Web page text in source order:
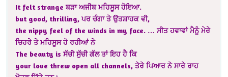
It felt strange ਬੜਾ ਅਜੀਬ ਮਹਿਸੂਸ ਹੋਇਆ.
but good, thrilling, ਪਰ ਚੰਗਾ ਤੇ ਉਤਸ਼ਾਹਕ ਵੀ,
the nippy feel of the winds in my face. … ਸੀਤ ਹਵਾਵਾਂ ਮੈਨੂੰ ਮੇਰੇ
ਚਿਹਰੇ ਤੇ ਮਹਿਸੂਸ ਹੋ ਰਹੀਆਂ ਨੇ
The beauty is ਸੱਚੀ ਸੁੱਚੀ ਗੱਲ ਤਾਂ ਇਹ ਹੈ ਕਿ
your love threw open all channels, ਤੇਰੇ ਪਿਆਰ ਨੇ ਸਾਰੇ ਰਾਹ